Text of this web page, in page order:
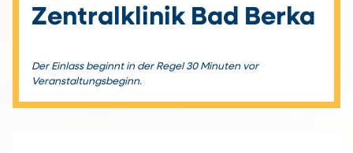
Zentralklinik Bad Berka
Der Einlass beginnt in der Regel 30 Minuten vor
Veranstaltungsbeginn.